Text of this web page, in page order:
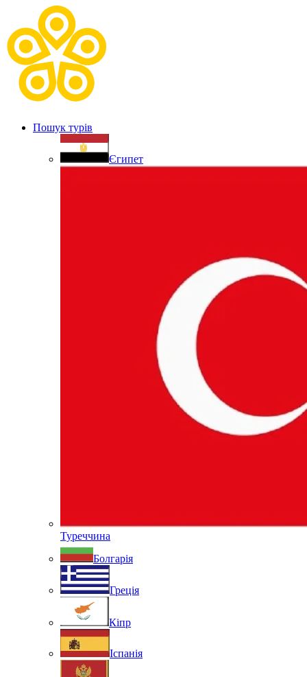
Пошук турів
Єгипет
Туреччина
Болгарія
Греція
Кіпр
Іспанія